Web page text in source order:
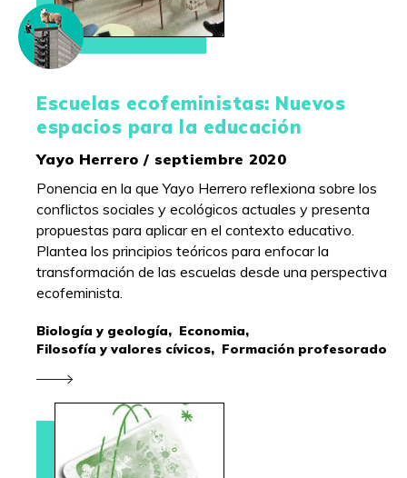
Escuelas ecofeministas: Nuevos
espacios para la educación
Yayo Herrero / septiembre 2020
Ponencia en la que Yayo Herrero reflexiona sobre los
conflictos sociales y ecológicos actuales y presenta
propuestas para aplicar en el contexto educativo.
Plantea los principios teóricos para enfocar la
transformación de las escuelas desde una perspectiva
ecofeminista.
Biología y geología, Economia,
Filosofía y valores cívicos, Formación profesorado